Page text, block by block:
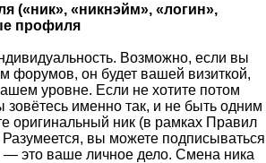
(«ник», «никнэйм», «логин»,
профиля
Возможно, если вы
форумов, он будет вашей визиткой,
уровне. Если не хотите потом
зовётесь именно так, и не быть одним
оригинальный ник (в рамках Правил
вы можете подписываться
это ваше личное дело. Смена ника